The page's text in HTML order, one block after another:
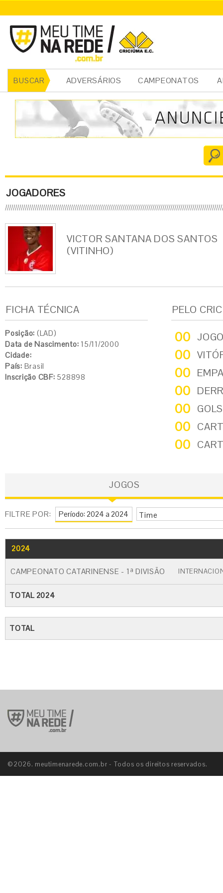
BUSCAR ADVERSÁRIOS CAMPEONATOS
JOGADORES
VICTOR SANTANA DOS SANTOS
(VITINHO)
FICHA TÉCNICA
Posição: (LAD)
Data de Nascimento: 15/11/2000
Cidade:
País: Brasil
Inscrição CBF: 528898
PELO
00
00
00
00
00
00
00
JOGOS
FILTRE POR: Time
2024
CAMPEONATO CATARINENSE - 1ª DIVISÃO
TOTAL 2024
TOTAL
©2026. meutimenarede.com.br - Todos os direitos reservados.